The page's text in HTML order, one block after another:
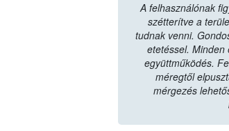
A felhasználónak
szétterítve a
tudnak venni.
etetéssel. Minden
együttműködés.
méregtől
mérgezés